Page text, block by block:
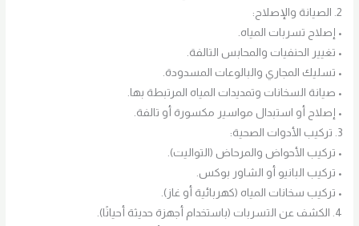
2. الصيانة والإصلاح:
• إصلاح تسربات المياه.
• تغيير الحنفيات والمحابس التالفة.
• تسليك المجاري والبالوعات المسدودة.
• صيانة السخانات وتمديدات المياه المرتبطة بها.
• إصلاح أو استبدال مواسير مكسورة أو تالفة.
3. تركيب الأدوات الصحية:
• تركيب الأحواض والمرحاض (التواليت).
• تركيب البانيو أو الشاور بوكس.
• تركيب سخانات المياه (كهربائية أو غاز).
4. الكشف عن التسربات (باستخدام أجهزة حديثة أحيانًا).